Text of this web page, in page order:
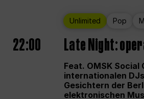
Unlimited Pop
22:00 Late Night:
Feat. OMSK Social
internationalen
Gesichtern der
elektronischen